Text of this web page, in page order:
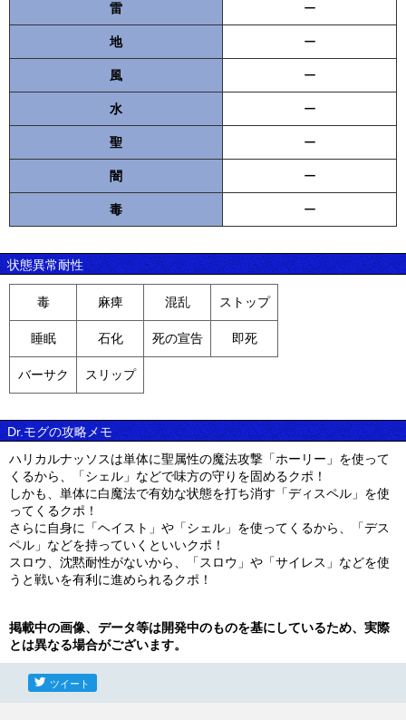
雷 ー
地 ー
風 ー
水 ー
聖 ー
闇 ー
毒 ー
状態異常耐性
毒 麻痺 混乱 ストップ
睡眠 石化 死の宣告 即死
バーサク スリップ
Dr.モグの攻略メモ
ハリカルナッソスは単体に聖属性の魔法攻撃「ホーリー」を使って
くるから、「シェル」などで味方の守りを固めるクポ！
しかも、単体に白魔法で有効な状態を打ち消す「ディスペル」を使
ってくるクポ！
さらに自身に「ヘイスト」や「シェル」を使ってくるから、「デス
ペル」などを持っていくといいクポ！
スロウ、沈黙耐性がないから、「スロウ」や「サイレス」などを使
うと戦いを有利に進められるクポ！
掲載中の画像、データ等は開発中のものを基にしているため、実際
とは異なる場合がございます。
ツイート